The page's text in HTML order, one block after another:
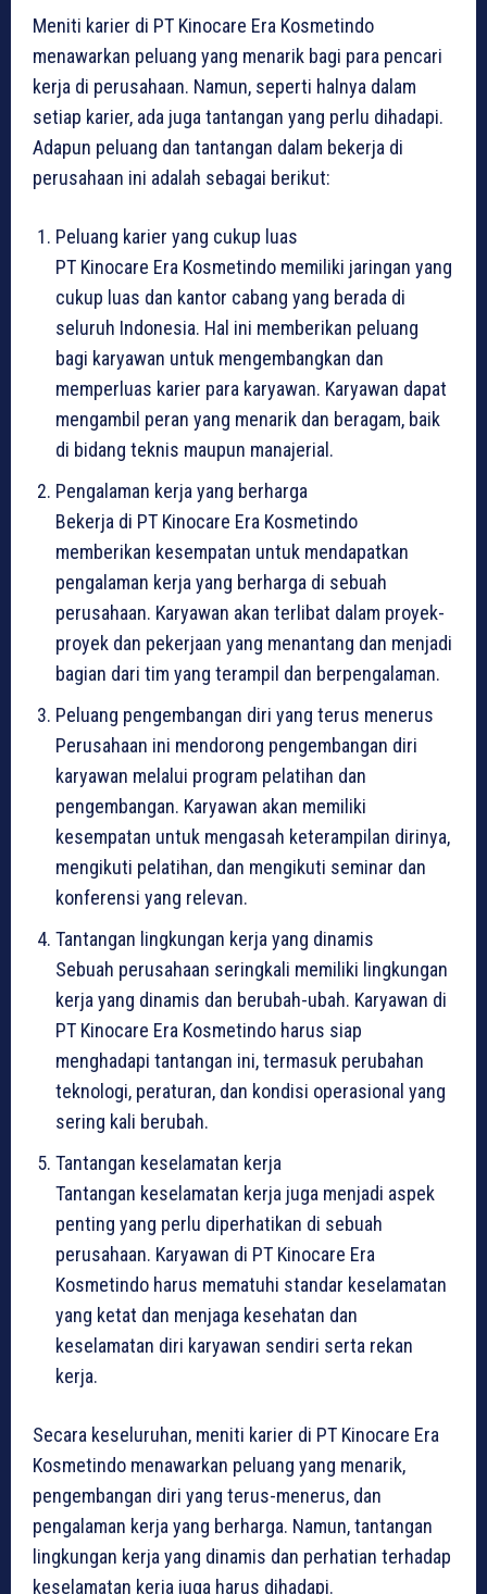
Meniti karier di PT Kinocare Era Kosmetindo
menawarkan peluang yang menarik bagi para pencari
kerja di perusahaan. Namun, seperti halnya dalam
setiap karier, ada juga tantangan yang perlu dihadapi.
Adapun peluang dan tantangan dalam bekerja di
perusahaan ini adalah sebagai berikut:
Peluang karier yang cukup luas
PT Kinocare Era Kosmetindo memiliki jaringan yang
cukup luas dan kantor cabang yang berada di
seluruh Indonesia. Hal ini memberikan peluang
bagi karyawan untuk mengembangkan dan
memperluas karier para karyawan. Karyawan dapat
mengambil peran yang menarik dan beragam, baik
di bidang teknis maupun manajerial.
Pengalaman kerja yang berharga
Bekerja di PT Kinocare Era Kosmetindo
memberikan kesempatan untuk mendapatkan
pengalaman kerja yang berharga di sebuah
perusahaan. Karyawan akan terlibat dalam proyek-
proyek dan pekerjaan yang menantang dan menjadi
bagian dari tim yang terampil dan berpengalaman.
Peluang pengembangan diri yang terus menerus
Perusahaan ini mendorong pengembangan diri
karyawan melalui program pelatihan dan
pengembangan. Karyawan akan memiliki
kesempatan untuk mengasah keterampilan dirinya,
mengikuti pelatihan, dan mengikuti seminar dan
konferensi yang relevan.
Tantangan lingkungan kerja yang dinamis
Sebuah perusahaan seringkali memiliki lingkungan
kerja yang dinamis dan berubah-ubah. Karyawan di
PT Kinocare Era Kosmetindo harus siap
menghadapi tantangan ini, termasuk perubahan
teknologi, peraturan, dan kondisi operasional yang
sering kali berubah.
Tantangan keselamatan kerja
Tantangan keselamatan kerja juga menjadi aspek
penting yang perlu diperhatikan di sebuah
perusahaan. Karyawan di PT Kinocare Era
Kosmetindo harus mematuhi standar keselamatan
yang ketat dan menjaga kesehatan dan
keselamatan diri karyawan sendiri serta rekan
kerja.
Secara keseluruhan, meniti karier di PT Kinocare Era
Kosmetindo menawarkan peluang yang menarik,
pengembangan diri yang terus-menerus, dan
pengalaman kerja yang berharga. Namun, tantangan
lingkungan kerja yang dinamis dan perhatian terhadap
keselamatan kerja juga harus dihadapi.